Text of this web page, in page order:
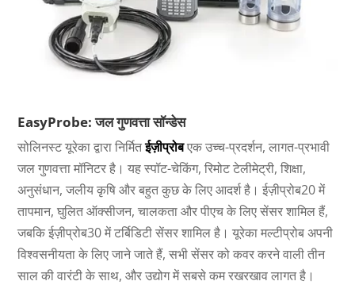
EasyProbe: जल गुणवत्ता सॉन्डेस
सोलिनस्ट यूरेका द्वारा निर्मितईज़ीप्रोबएक उच्च-प्रदर्शन, लागत-प्रभावी
जल गुणवत्ता मॉनिटर है। यह स्पॉट-चेकिंग, रिमोट टेलीमेट्री, शिक्षा,
अनुसंधान, जलीय कृषि और बहुत कुछ के लिए आदर्श है। ईज़ीप्रोब20 में
तापमान, घुलित ऑक्सीजन, चालकता और पीएच के लिए सेंसर शामिल हैं,
जबकि ईज़ीप्रोब30 में टर्बिडिटी सेंसर शामिल है। यूरेका मल्टीप्रोब अपनी
विश्वसनीयता के लिए जाने जाते हैं, सभी सेंसर को कवर करने वाली तीन
साल की वारंटी के साथ, और उद्योग में सबसे कम रखरखाव लागत है।